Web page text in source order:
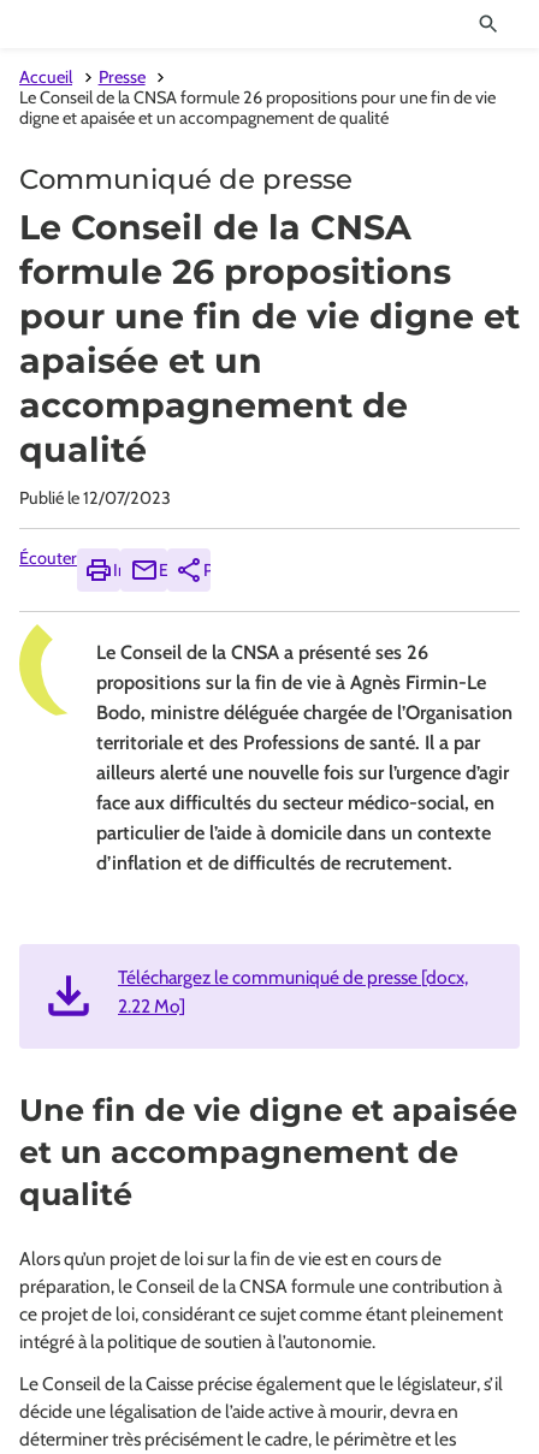
Accueil
Presse
Le Conseil de la CNSA formule 26 propositions pour une fin de vie
digne et apaisée et un accompagnement de qualité
Communiqué de presse
Le Conseil de la CNSA
formule 26 propositions
pour une fin de vie digne et
apaisée et un
accompagnement de
qualité
Publié le12/07/2023
Écouter
ImprimerEnvoyerPartager
Le Conseil de la CNSA a présenté ses 26
propositions sur la fin de vie à Agnès Firmin-Le
Bodo, ministre déléguée chargée de l’Organisation
territoriale et des Professions de santé. Il a par
ailleurs alerté une nouvelle fois sur l’urgence d’agir
face aux difficultés du secteur médico-social, en
particulier de l’aide à domicile dans un contexte
d’inflation et de difficultés de recrutement.
Téléchargez le communiqué de presse [docx,
2.22 Mo]
Une fin de vie digne et apaisée
et un accompagnement de
qualité
Alors qu’un projet de loi sur la fin de vie est en cours de
préparation, le Conseil de la CNSA formule une contribution à
ce projet de loi, considérant ce sujet comme étant pleinement
intégré à la politique de soutien à l’autonomie.
Le Conseil de la Caisse précise également que le législateur, s’il
décide une légalisation de l’aide active à mourir, devra en
déterminer très précisément le cadre, le périmètre et les